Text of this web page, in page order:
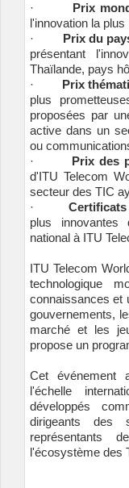
· Prix
l'innovation la
· Prix du
présentant
Thaïlande, pays
· Prix
plus
proposées par
active dans un
ou
· Prix des
d'ITU Telecom
secteur des TIC
·
plus
national à ITU
ITU Telecom
technologique
connaissances et
gouvernements,
marché et les
propose un
Cet événement
l'échelle
développés
dirigeants
représentants
l'écosystème des